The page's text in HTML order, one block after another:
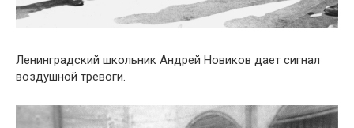
Ленинградский школьник Андрей Новиков дает сигнал
воздушной тревоги.